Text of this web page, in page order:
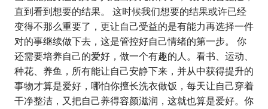
直到看到想要的结果。 这时候我们想要的结果或许已经
变得不那么重要了，更让自己受益的是有能力再选择一件
对的事继续做下去，这是管控好自己情绪的第一步。 你
还需要培养自己的爱好，做一个有趣的人。看书、运动、
种花、养鱼，所有能让自己安静下来，并从中获得提升的
事物才算是爱好，哪怕你擅长洗衣做饭，每天让自己穿着
干净整洁，又把自己养得容颜滋润，这就也算是爱好。你